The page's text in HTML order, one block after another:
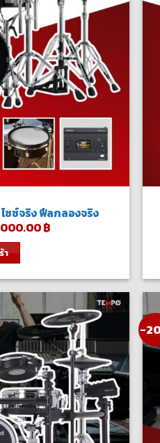
ซซ์จริง ฟีลกลองจริง
฿.
฿Current
า
-